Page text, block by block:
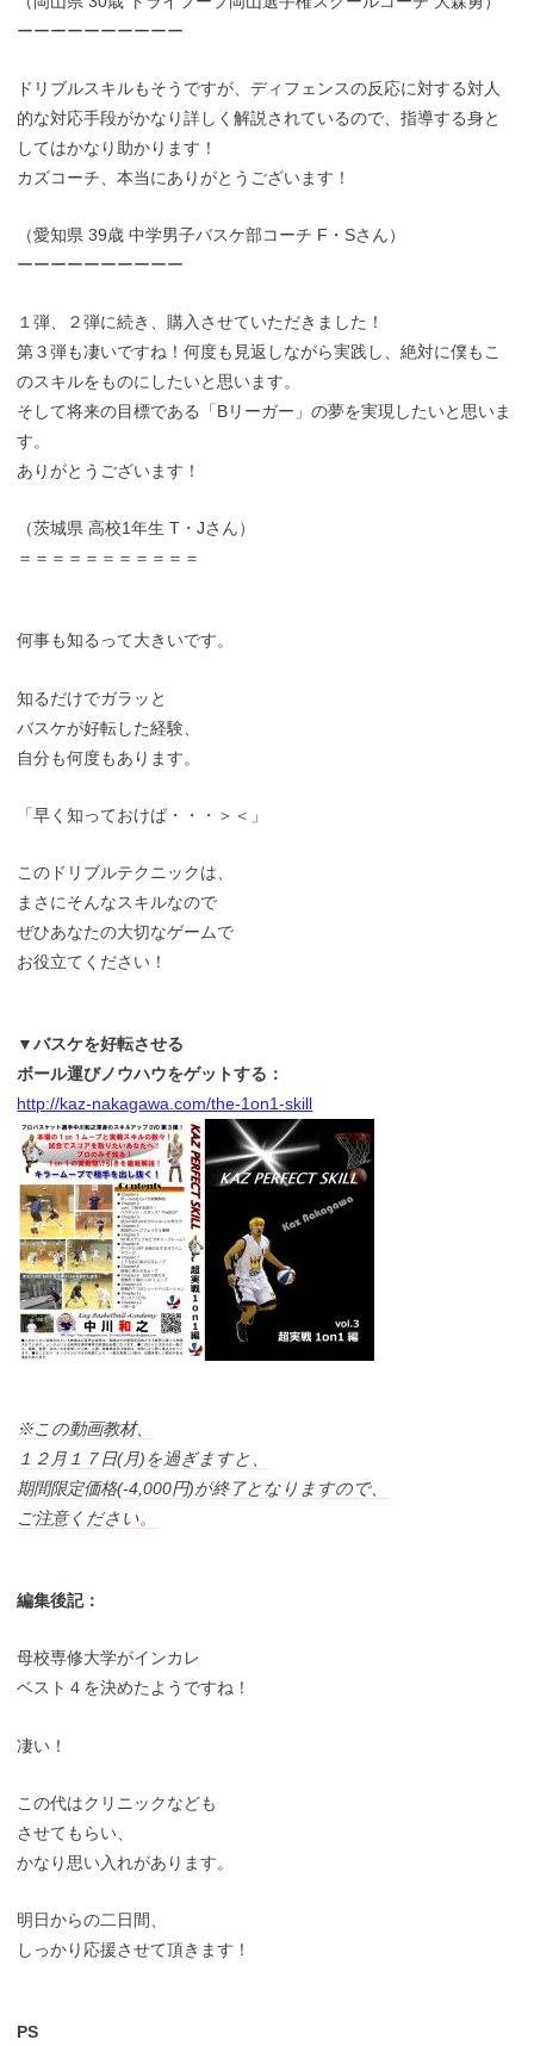
ーーーーーーーーーー
ドリブルスキルもそうですが、ディフェンスの反応に対する対人
的な対応手段がかなり詳しく解説されているので、指導する身と
してはかなり助かります！
カズコーチ、本当にありがとうございます！
（愛知県 39歳 中学男子バスケ部コーチ F・Sさん）
ーーーーーーーーーー
１弾、２弾に続き、購入させていただきました！
第３弾も凄いですね！何度も見返しながら実践し、絶対に僕もこ
のスキルをものにしたいと思います。
そして将来の目標である「Bリーガー」の夢を実現したいと思いま
す。
ありがとうございます！
（茨城県 高校1年生 T・Jさん）
＝＝＝＝＝＝＝＝＝＝＝
何事も知るって大きいです。
知るだけでガラッと
バスケが好転した経験、
自分も何度もあります。
「早く知っておけば・・・＞＜」
このドリブルテクニックは、
まさにそんなスキルなので
ぜひあなたの大切なゲームで
お役立てください！
▼バスケを好転させる
ボール運びノウハウをゲットする：
http://kaz-nakagawa.com/the-1on1-skill
※この動画教材、
１２月１７日(月)を過ぎますと、
期間限定価格(-4,000円)が終了となりますので、
ご注意ください。
編集後記：
母校専修大学がインカレ
ベスト４を決めたようですね！
凄い！
この代はクリニックなども
させてもらい、
かなり思い入れがあります。
明日からの二日間、
しっかり応援させて頂きます！
PS